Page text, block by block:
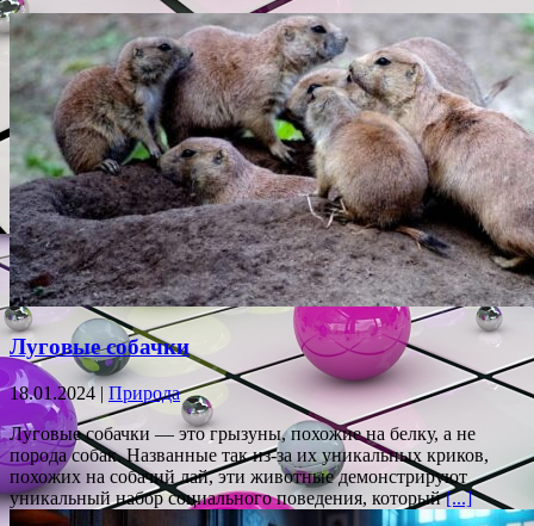
Луговые собачки
18.01.2024 | Природа
Луговые собачки — это грызуны, похожие на белку, а не
порода собак. Названные так из-за их уникальных криков,
похожих на собачий лай, эти животные демонстрируют
уникальный набор социального поведения, который[...]